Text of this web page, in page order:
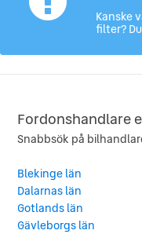
Kanske
filter?
Fordonshandlare
Snabbsök på
Blekinge län
Dalarnas län
Gotlands län
Gävleborgs län